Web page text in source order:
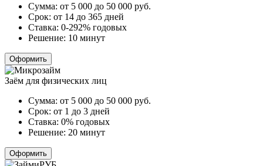
Сумма: от 5 000 до 50 000 руб.
Срок: от 14 до 365 дней
Ставка: 0-292% годовых
Решение: 10 минут
Оформить
Заём для физических лиц
Сумма: от 5 000 до 50 000 руб.
Срок: от 1 до 3 дней
Ставка: 0% годовых
Решение: 20 минут
Оформить